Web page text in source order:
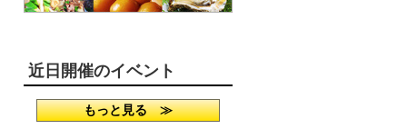
近日開催のイベント
もっと見る ≫